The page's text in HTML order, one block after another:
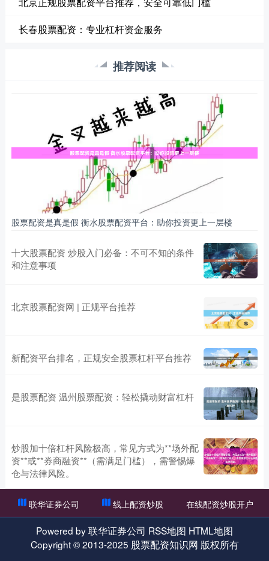
长春股票配资：专业杠杆资金服务
推荐阅读
股票配资是真是假 衡水股票配资平台：助你投资更上一层楼
十大股票配资 炒股入门必备：不可不知的条件
和注意事项
北京股票配资网 | 正规平台推荐
新配资平台排名，正规安全股票杠杆平台推荐
是股票配资 温州股票配资：轻松撬动财富杠杆
炒股加十倍杠杆风险极高，常见方式为**场外配
资**或**券商融资**（需满足门槛），需警惕爆
仓与法律风险。
联华证券公司 线上配资炒股 在线配资炒股开户
Powered by联华证券公司 RSS地图 HTML地图
Copyright© 2013-2025 股票配资知识网 版权所有